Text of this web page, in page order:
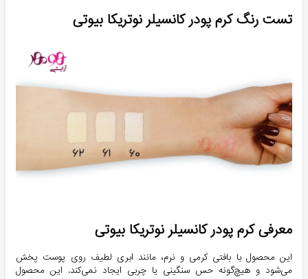
تست رنگ کرم پودر کانسیلر نوتریکا بیوتی
معرفی کرم پودر کانسیلر نوتریکا بیوتی
این محصول با بافتی کرمی و نرم، مانند ابری لطیف روی پوست پخش
می‌شود و هیچ‌گونه حس سنگینی یا چربی ایجاد نمی‌کند. این محصول